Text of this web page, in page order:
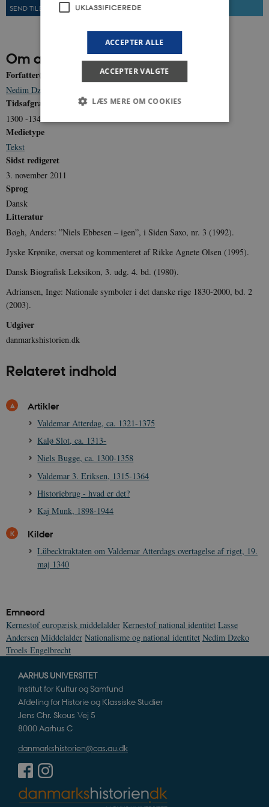
SEND TIL EN VEN
UDSKRIV
Om artiklen
Forfatter(e)
Nedim Dzeko
Tidsafgrænsning
1300 -1340
Medietype
Tekst
Sidst redigeret
3. november 2011
Sprog
Dansk
Litteratur
Bøgh, Anders: ”Niels Ebbesen – igen”, i Siden Saxo, nr. 3 (1992).
Jyske Krønike, oversat og kommenteret af Rikke Agnete Olsen (1995).
Dansk Biografisk Leksikon, 3. udg. 4. bd. (1980).
Adriansen, Inge: Nationale symboler i det danske rige 1830-2000, bd. 2
(2003).
Udgiver
danmarkshistorien.dk
Relateret indhold
Artikler
Valdemar Atterdag, ca. 1321-1375
Kalø Slot, ca. 1313-
Niels Bugge, ca. 1300-1358
Valdemar 3. Eriksen, 1315-1364
Historiebrug - hvad er det?
Kaj Munk, 1898-1944
Kilder
Lübecktraktaten om Valdemar Atterdags overtagelse af riget, 19.
maj 1340
Emneord
Kernestof europæisk middelalder Kernestof national identitet Lasse
Andersen Middelalder Nationalisme og national identitet Nedim Dzeko
Troels Engelbrecht
AARHUS UNIVERSITET
Institut for Kultur og Samfund
Afdeling for Historie og Klassiske Studier
Jens Chr. Skous Vej 5
8000 Aarhus C
danmarkshistorien@cas.au.dk
UKLASSIFICEREDE
ACCEPTER ALLE
ACCEPTER VALGTE
LÆS MERE OM COOKIES
be_typo_user
TYPO3 Association
.danmarkshistorien.dk
Session
sp_landing
Spotify Inc.
XSRF-TOKEN